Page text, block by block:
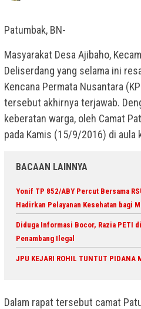
Patumbak, BN-
Masyarakat Desa Ajibaho,
Deliserdang yang selama ini
Kencana Permata Nusantara
tersebut akhirnya terjawab.
keberatan warga, oleh Camat
pada Kamis (15/9/2016) di aula
BACAAN LAINNYA
Yonif TP 852/ABY Percut Bersama
Hadirkan Pelayanan Kesehatan bagi
Diduga Informasi Bocor, Razia PETI
Penambang Ilegal
JPU KEJARI ROHIL TUNTUT PIDANA
Dalam rapat tersebut camat